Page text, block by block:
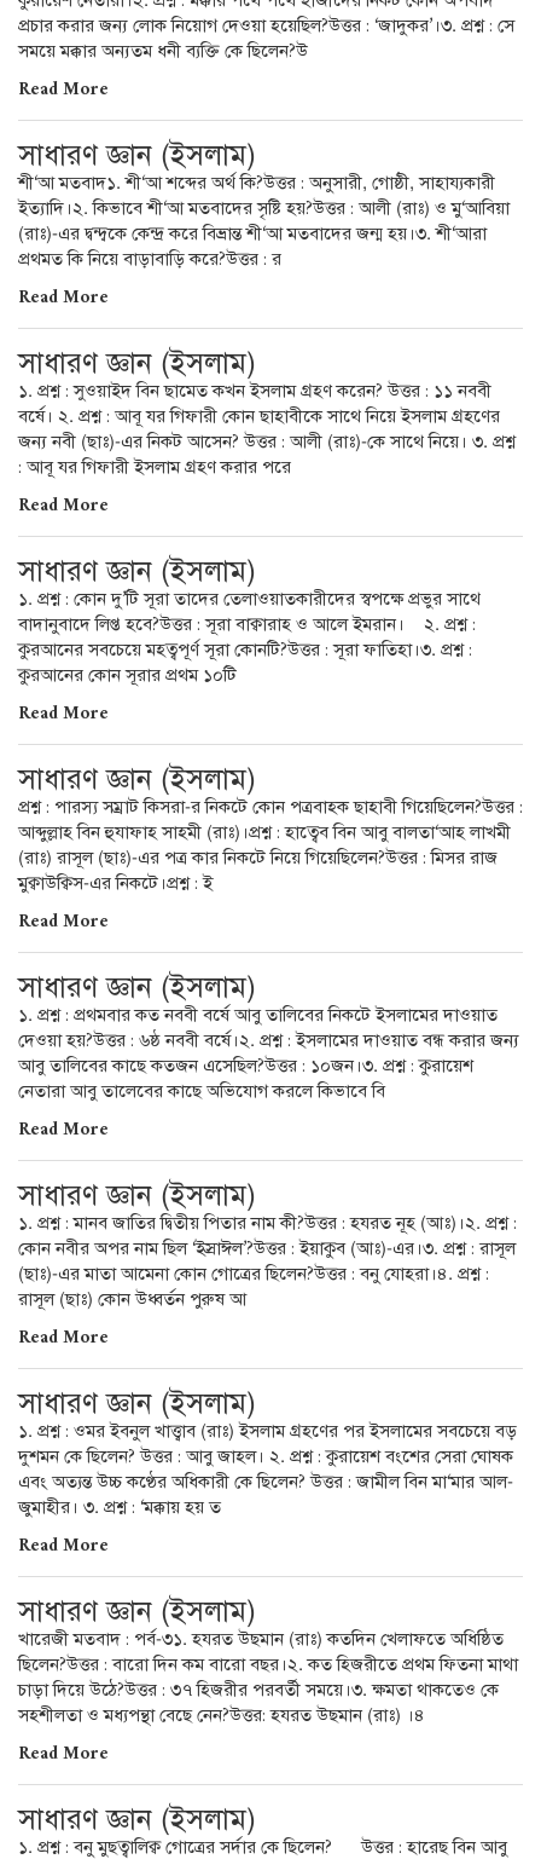
প্রচার করার জন্য লোক নিয়োগ দেওয়া হয়েছিল?উত্তর : ‘জাদুকর’।৩. প্রশ্ন : সে
সময়ে মক্কার অন্যতম ধনী ব্যক্তি কে ছিলেন?উ
Read More
সাধারণ জ্ঞান (ইসলাম)
শী‘আ মতবাদ১. শী‘আ শব্দের অর্থ কি?উত্তর : অনুসারী, গোষ্ঠী, সাহায্যকারী
ইত্যাদি।২. কিভাবে শী‘আ মতবাদের সৃষ্টি হয়?উত্তর : আলী (রাঃ) ও মু‘আবিয়া
(রাঃ)-এর দ্বন্দ্বকে কেন্দ্র করে বিভ্রান্ত শী‘আ মতবাদের জন্ম হয়।৩. শী‘আরা
প্রথমত কি নিয়ে বাড়াবাড়ি করে?উত্তর : র
Read More
সাধারণ জ্ঞান (ইসলাম)
১. প্রশ্ন : সুওয়াইদ বিন ছামেত কখন ইসলাম গ্রহণ করেন? উত্তর : ১১ নববী
বর্ষে। ২. প্রশ্ন : আবূ যর গিফারী কোন ছাহাবীকে সাথে নিয়ে ইসলাম গ্রহণের
জন্য নবী (ছাঃ)-এর নিকট আসেন? উত্তর : আলী (রাঃ)-কে সাথে নিয়ে। ৩. প্রশ্ন
: আবূ যর গিফারী ইসলাম গ্রহণ করার পরে
Read More
সাধারণ জ্ঞান (ইসলাম)
১. প্রশ্ন : কোন দু’টি সূরা তাদের তেলাওয়াতকারীদের স্বপক্ষে প্রভুর সাথে
বাদানুবাদে লিপ্ত হবে?উত্তর : সূরা বাক্বারাহ ও আলে ইমরান। ২. প্রশ্ন :
কুরআনের সবচেয়ে মহত্বপূর্ণ সূরা কোনটি?উত্তর : সূরা ফাতিহা।৩. প্রশ্ন :
কুরআনের কোন সূরার প্রথম ১০টি
Read More
সাধারণ জ্ঞান (ইসলাম)
প্রশ্ন : পারস্য সম্রাট কিসরা-র নিকটে কোন পত্রবাহক ছাহাবী গিয়েছিলেন?উত্তর :
আব্দুল্লাহ বিন হুযাফাহ সাহমী (রাঃ)।প্রশ্ন : হাত্বেব বিন আবু বালতা‘আহ লাখমী
(রাঃ) রাসূল (ছাঃ)-এর পত্র কার নিকটে নিয়ে গিয়েছিলেন?উত্তর : মিসর রাজ
মুক্বাউক্বিস-এর নিকটে।প্রশ্ন : ই
Read More
সাধারণ জ্ঞান (ইসলাম)
১. প্রশ্ন : প্রথমবার কত নববী বর্ষে আবু তালিবের নিকটে ইসলামের দাওয়াত
দেওয়া হয়?উত্তর : ৬ষ্ঠ নববী বর্ষে।২. প্রশ্ন : ইসলামের দাওয়াত বন্ধ করার জন্য
আবু তালিবের কাছে কতজন এসেছিল?উত্তর : ১০জন।৩. প্রশ্ন : কুরায়েশ
নেতারা আবু তালেবের কাছে অভিযোগ করলে কিভাবে বি
Read More
সাধারণ জ্ঞান (ইসলাম)
১. প্রশ্ন : মানব জাতির দ্বিতীয় পিতার নাম কী?উত্তর : হযরত নূহ (আঃ)।২. প্রশ্ন :
কোন নবীর অপর নাম ছিল ‘ইস্রাঈল’?উত্তর : ইয়াকুব (আঃ)-এর।৩. প্রশ্ন : রাসূল
(ছাঃ)-এর মাতা আমেনা কোন গোত্রের ছিলেন?উত্তর : বনু যোহরা।৪. প্রশ্ন :
রাসূল (ছাঃ) কোন উধ্বর্তন পুরুষ আ
Read More
সাধারণ জ্ঞান (ইসলাম)
১. প্রশ্ন : ওমর ইবনুল খাত্ত্বাব (রাঃ) ইসলাম গ্রহণের পর ইসলামের সবচেয়ে বড়
দুশমন কে ছিলেন? উত্তর : আবু জাহল। ২. প্রশ্ন : কুরায়েশ বংশের সেরা ঘোষক
এবং অত্যন্ত উচ্চ কণ্ঠের অধিকারী কে ছিলেন? উত্তর : জামীল বিন মা‘মার আল-
জুমাহীর। ৩. প্রশ্ন : ‘মক্কায় হয় ত
Read More
সাধারণ জ্ঞান (ইসলাম)
খারেজী মতবাদ : পর্ব-৩১. হযরত উছমান (রাঃ) কতদিন খেলাফতে অধিষ্ঠিত
ছিলেন?উত্তর : বারো দিন কম বারো বছর।২. কত হিজরীতে প্রথম ফিতনা মাথা
চাড়া দিয়ে উঠে?উত্তর : ৩৭ হিজরীর পরবর্তী সময়ে।৩. ক্ষমতা থাকতেও কে
সহশীলতা ও মধ্যপন্থা বেছে নেন?উত্তর: হযরত উছমান (রাঃ) ।৪
Read More
সাধারণ জ্ঞান (ইসলাম)
১. প্রশ্ন : বনু মুছত্বালিক্ব গোত্রের সর্দার কে ছিলেন? উত্তর : হারেছ বিন আবু